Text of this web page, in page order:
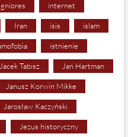
internet
Iran isis islam
istnienie
Jacek Tabisz Jan Hartman
Janusz Korwin Mikke
Jarosław Kaczyński
Jezus historyczny